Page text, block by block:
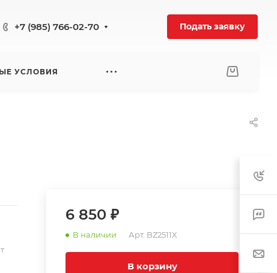
+7 (985) 766-02-70 Подать заявку
УСЛОВИЯ
6 850 ₽
В наличии Арт. BZ2511X
В корзину